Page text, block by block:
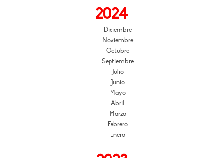
2024
Diciembre
Noviembre
Octubre
Septiembre
Julio
Junio
Mayo
Abril
Marzo
Febrero
Enero